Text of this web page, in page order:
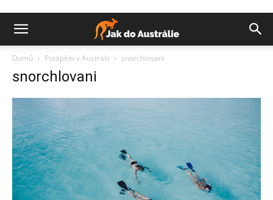
Domů Potápění v Austrálii snorchlovani
snorchlovani